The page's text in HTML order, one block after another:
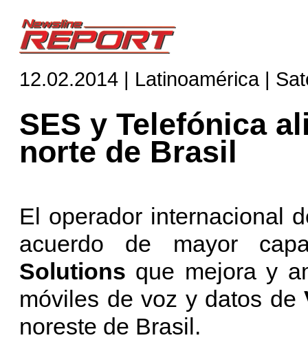
12.02.2014 | Latinoamérica |
SES y Telefónica
norte de Brasil
El operador internacional
acuerdo de mayor
Solutions que mejora y
móviles de voz y datos de
noreste de Brasil.